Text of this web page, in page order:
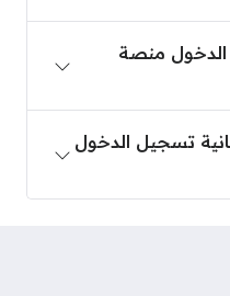
منصة
تسجيل الدخول